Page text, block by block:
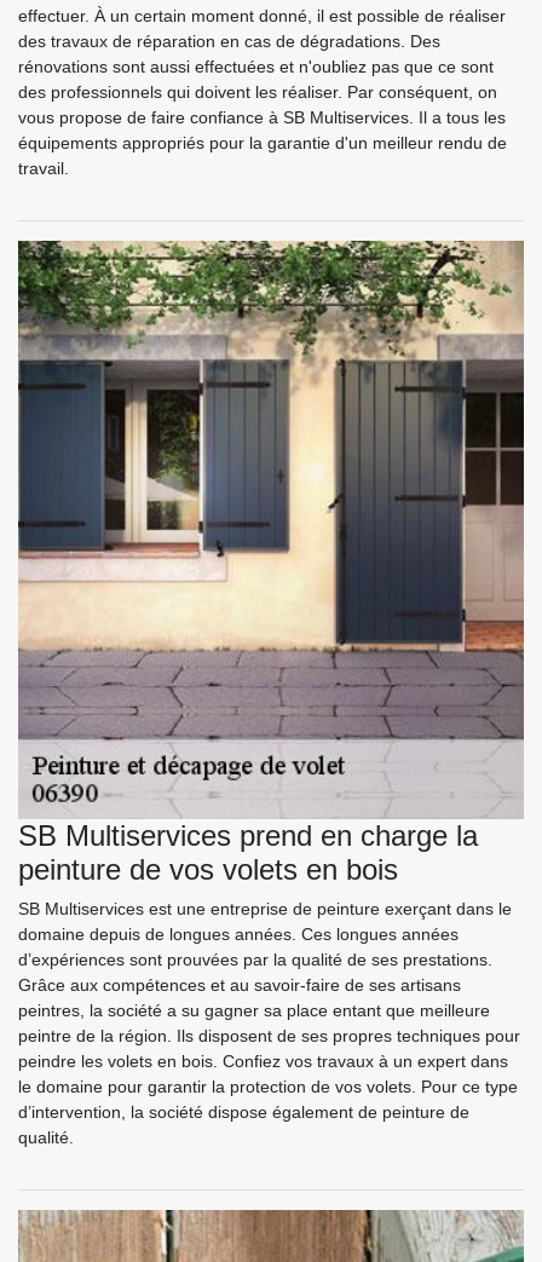
effectuer. À un certain moment donné, il est possible de réaliser
des travaux de réparation en cas de dégradations. Des
rénovations sont aussi effectuées et n'oubliez pas que ce sont
des professionnels qui doivent les réaliser. Par conséquent, on
vous propose de faire confiance à SB Multiservices. Il a tous les
équipements appropriés pour la garantie d'un meilleur rendu de
travail.
SB Multiservices prend en charge la
peinture de vos volets en bois
SB Multiservices est une entreprise de peinture exerçant dans le
domaine depuis de longues années. Ces longues années
d’expériences sont prouvées par la qualité de ses prestations.
Grâce aux compétences et au savoir-faire de ses artisans
peintres, la société a su gagner sa place entant que meilleure
peintre de la région. Ils disposent de ses propres techniques pour
peindre les volets en bois. Confiez vos travaux à un expert dans
le domaine pour garantir la protection de vos volets. Pour ce type
d’intervention, la société dispose également de peinture de
qualité.